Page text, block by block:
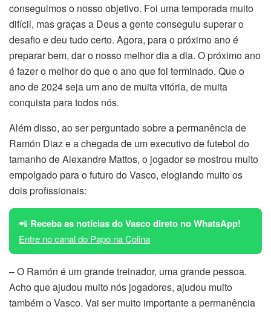
conseguimos o nosso objetivo. Foi uma temporada muito
difícil, mas graças a Deus a gente conseguiu superar o
desafio e deu tudo certo. Agora, para o próximo ano é
preparar bem, dar o nosso melhor dia a dia. O próximo ano
é fazer o melhor do que o ano que foi terminado. Que o
ano de 2024 seja um ano de muita vitória, de muita
conquista para todos nós.
Além disso, ao ser perguntado sobre a permanência de
Ramón Diaz e a chegada de um executivo de futebol do
tamanho de Alexandre Mattos, o jogador se mostrou muito
empolgado para o futuro do Vasco, elogiando muito os
dois profissionais:
📲 Receba as notícias do Vasco direto no WhatsApp!
Entre no canal do Papo na Colina
– O Ramón é um grande treinador, uma grande pessoa.
Acho que ajudou muito nós jogadores, ajudou muito
também o Vasco. Vai ser muito importante a permanência